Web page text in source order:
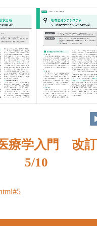
療学入門 改
5/10